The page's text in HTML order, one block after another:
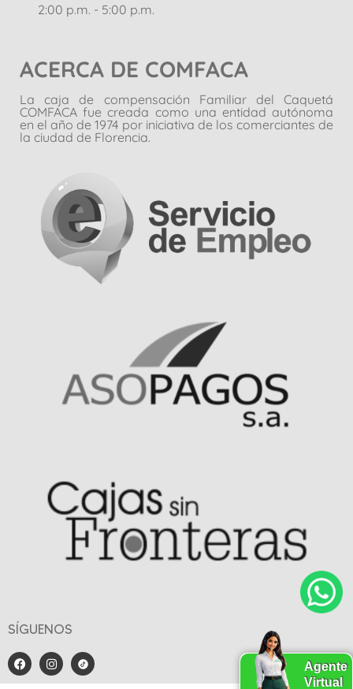
2:00 p.m. - 5:00 p.m.
ACERCA DE COMFACA
La caja de compensación Familiar del Caquetá
COMFACA fue creada como una entidad autónoma
en el año de 1974 por iniciativa de los comerciantes de
la ciudad de Florencia.
SÍGUENOS
Agente
Virtual